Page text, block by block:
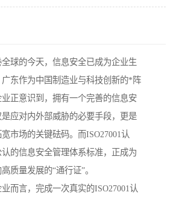
球的今天，信息安全已成为企业生
东作为中国制造业与科技创新的*阵
正意识到，拥有一个完善的信息安
应对内外部威胁的必要手段，更是
市场的关键砝码。而ISO27001认
的信息安全管理体系标准，正成为
质量发展的“通行证”。
而言，完成一次真实的ISO27001认